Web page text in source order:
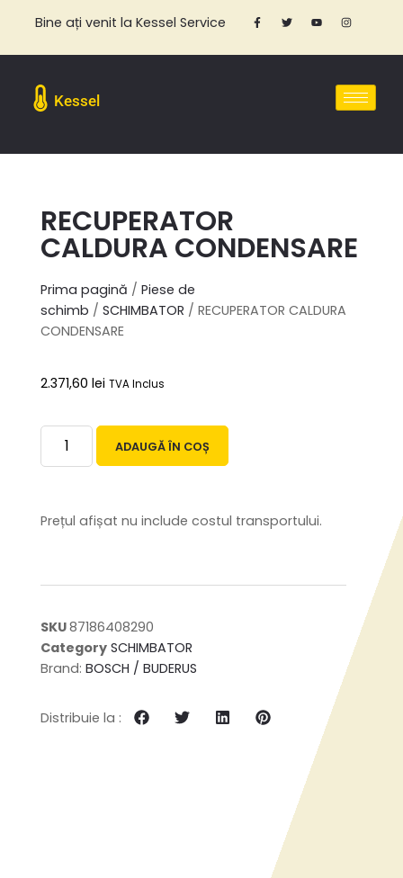
Bine ați venit la Kessel Service
Kessel
RECUPERATOR
CALDURA CONDENSARE
Prima pagină / Piese de
schimb / SCHIMBATOR / RECUPERATOR CALDURA
CONDENSARE
2.371,60 lei TVA Inclus
ADAUGĂ ÎN COȘ
Prețul afișat nu include costul transportului.
SKU87186408290
Category SCHIMBATOR
Brand: BOSCH / BUDERUS
Distribuie la :